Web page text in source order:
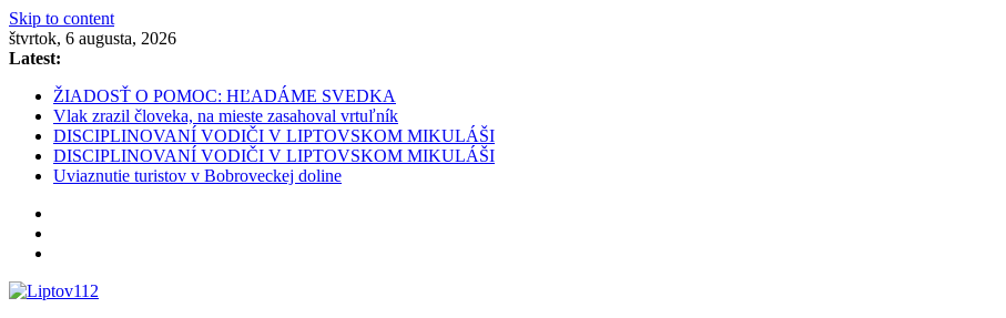
Skip to content
štvrtok, 6 augusta, 2026
Latest:
ŽIADOSŤ O POMOC: HĽADÁME SVEDKA
Vlak zrazil človeka, na mieste zasahoval vrtuľník
DISCIPLINOVANÍ VODIČI V LIPTOVSKOM MIKULÁŠI
DISCIPLINOVANÍ VODIČI V LIPTOVSKOM MIKULÁŠI
Uviaznutie turistov v Bobroveckej doline